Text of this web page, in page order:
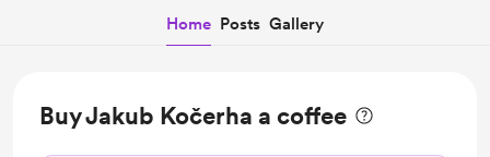
Home Posts Gallery
Buy Jakub Kočerha a coffee